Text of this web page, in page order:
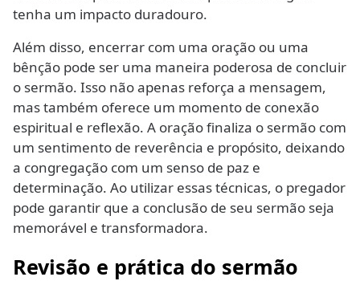
tenha um impacto duradouro.
Além disso, encerrar com uma oração ou uma
bênção pode ser uma maneira poderosa de concluir
o sermão. Isso não apenas reforça a mensagem,
mas também oferece um momento de conexão
espiritual e reflexão. A oração finaliza o sermão com
um sentimento de reverência e propósito, deixando
a congregação com um senso de paz e
determinação. Ao utilizar essas técnicas, o pregador
pode garantir que a conclusão de seu sermão seja
memorável e transformadora.
Revisão e prática do sermão